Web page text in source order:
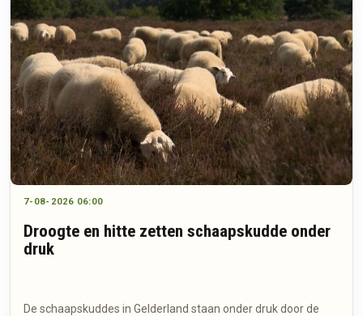
7-08-2026 06:00
Droogte en hitte zetten schaapskudde onder
druk
De schaapskuddes in Gelderland staan onder druk door de